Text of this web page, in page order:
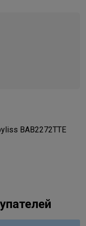
BAB2272TTE